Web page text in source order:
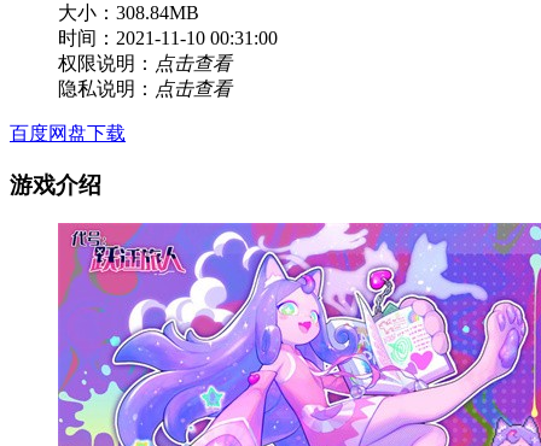
大小：308.84MB
时间：2021-11-10 00:31:00
权限说明： 点击查看
隐私说明： 点击查看
百度网盘下载
游戏介绍